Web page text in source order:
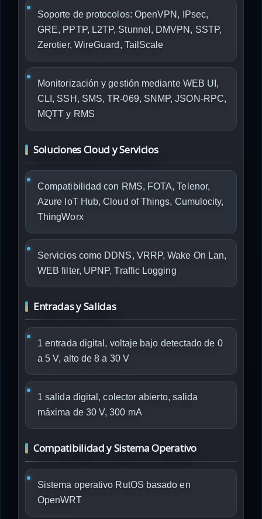
Soporte de protocolos: OpenVPN, IPsec,
GRE, PPTP, L2TP, Stunnel, DMVPN, SSTP,
Zerotier, WireGuard, TailScale
Monitorización y gestión mediante WEB UI,
CLI, SSH, SMS, TR-069, SNMP, JSON-RPC,
MQTT y RMS
Soluciones Cloud y Servicios
Compatibilidad con RMS, FOTA, Telenor,
Azure IoT Hub, Cloud of Things, Cumulocity,
ThingWorx
Servicios como DDNS, VRRP, Wake On Lan,
WEB filter, UPNP, Traffic Logging
Entradas y Salidas
1 entrada digital, voltaje bajo detectado de 0
a 5 V, alto de 8 a 30 V
1 salida digital, colector abierto, salida
máxima de 30 V, 300 mA
Compatibilidad y Sistema Operativo
Sistema operativo RutOS basado en
OpenWRT